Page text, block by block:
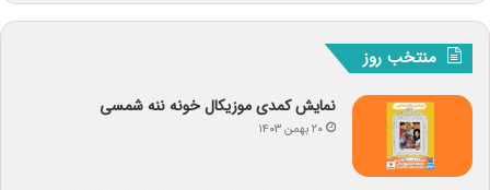
منتخب روز
نمایش کمدی موزیکال خونه ننه شمسی
۲۰ بهمن ۱۴۰۳